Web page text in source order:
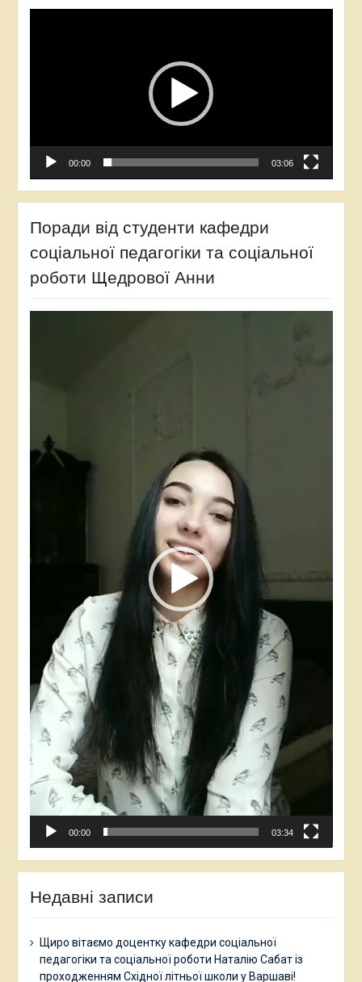
00:00 03:06
Поради від студенти кафедри
соціальної педагогіки та соціальної
роботи Щедрової Анни
00:00 03:34
Недавні записи
Щиро вітаємо доцентку кафедри соціальної
педагогіки та соціальної роботи Наталію Сабат із
проходженням Східної літньої школи у Варшаві!